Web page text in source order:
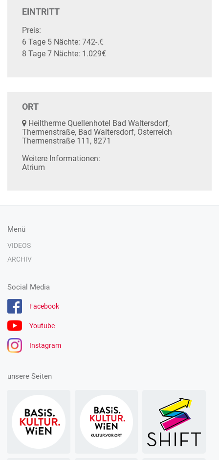
EINTRITT
Preis:
6 Tage 5 Nächte: 742-.€
8 Tage 7 Nächte: 1.029€
ORT
Heiltherme Quellenhotel Bad Waltersdorf,
Thermenstraße, Bad Waltersdorf, Österreich
Thermenstraße 111, 8271
Weitere Informationen:
Atrium
Menü
VIDEOS
ARCHIV
Social Media
Facebook
Youtube
Instagram
unsere Seiten